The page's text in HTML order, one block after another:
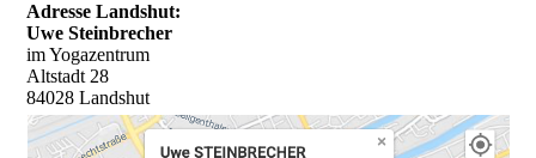
Adresse Landshut:
Uwe Steinbrecher
im Yogazentrum
Altstadt 28
84028 Landshut